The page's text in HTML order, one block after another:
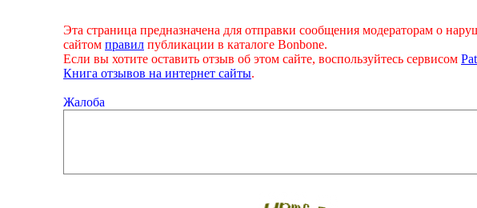
Эта страница предназначена для отправки сообщения модераторам о
сайтом правил публикации в каталоге Bonbone.
Если вы хотите оставить отзыв об этом сайте, воспользуйтесь сервисом
Книга отзывов на интернет сайты.
Жалоба